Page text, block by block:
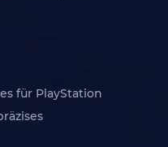
für PlayStation